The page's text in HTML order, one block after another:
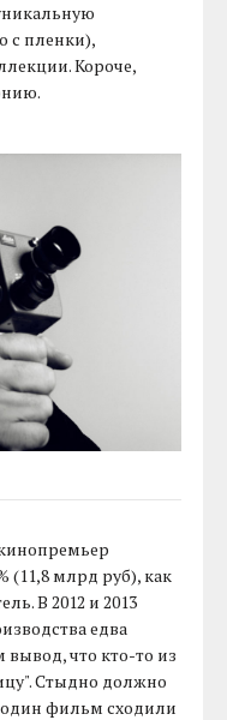
с пленки),
Короче,
млрд руб), как
В 2012 и 2013
едва
вывод, что кто-то из
Стыдно должно
один фильм сходили